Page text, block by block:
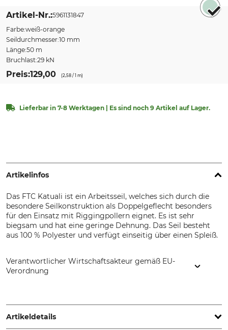
Sort by
Artikel-Nr. 5961131847
Farbe weiß-orange
Seildurchmesser 10 mm
Länge 50 m
Bruchlast 29 kN
Preis 129,00 (2,58 / 1 m)
Lieferbar in 7-8 Werktagen | Es sind noch 9 Artikel auf Lager.
Artikelinfos
Das FTC Katuali ist ein Arbeitsseil, welches sich durch die
besondere Seilkonstruktion als Doppelgeflecht besonders
für den Einsatz mit Riggingpollern eignet. Es ist sehr
biegsam und hat eine geringe Dehnung. Das Seil besteht
aus 100 % Polyester und verfügt einseitig über einen Spleiß.
Verantwortlicher Wirtschaftsakteur gemäß EU-
Verordnung
Malataverne, France, www.ftc-tree.com
Artikeldetails